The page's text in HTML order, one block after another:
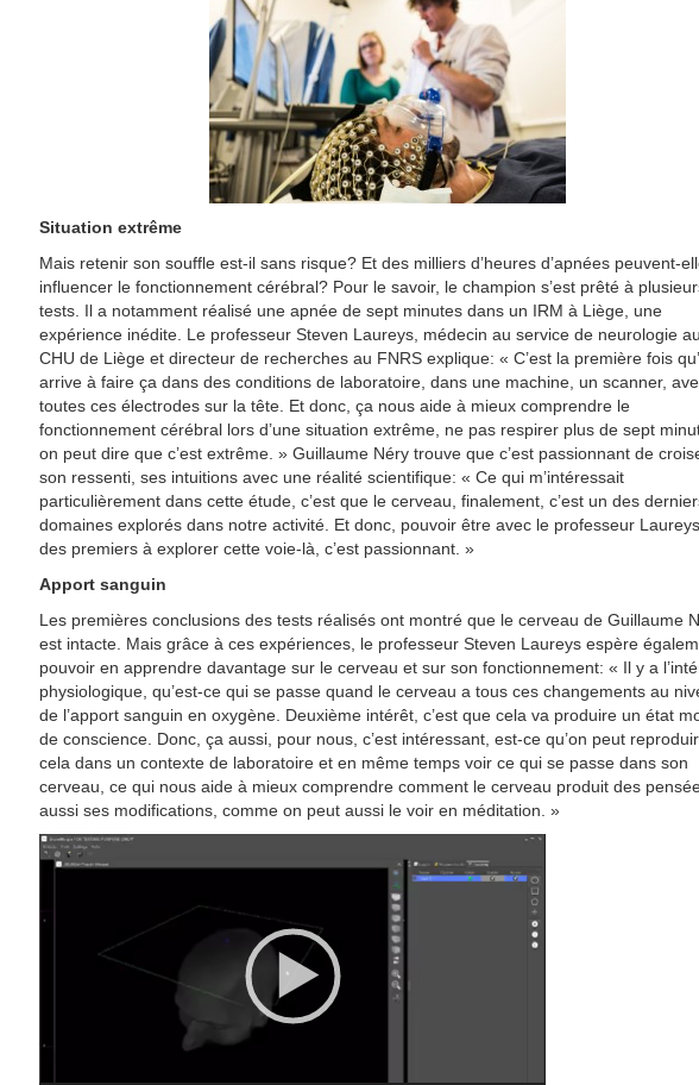
Situation extrême
Mais retenir son souffle est-il sans risque? Et des milliers d’heures d’apnées peuvent-
influencer le fonctionnement cérébral? Pour le savoir, le champion s’est prêté à
tests. Il a notamment réalisé une apnée de sept minutes dans un IRM à Liège, une
expérience inédite. Le professeur Steven Laureys, médecin au service de neurologie
CHU de Liège et directeur de recherches au FNRS explique: « C’est la première fois
arrive à faire ça dans des conditions de laboratoire, dans une machine, un scanner,
toutes ces électrodes sur la tête. Et donc, ça nous aide à mieux comprendre le
fonctionnement cérébral lors d’une situation extrême, ne pas respirer plus de sept
on peut dire que c’est extrême. » Guillaume Néry trouve que c’est passionnant de
son ressenti, ses intuitions avec une réalité scientifique: « Ce qui m’intéressait
particulièrement dans cette étude, c’est que le cerveau, finalement, c’est un des
domaines explorés dans notre activité. Et donc, pouvoir être avec le professeur
des premiers à explorer cette voie-là, c’est passionnant. »
Apport sanguin
Les premières conclusions des tests réalisés ont montré que le cerveau de Guillaume
est intacte. Mais grâce à ces expériences, le professeur Steven Laureys espère
pouvoir en apprendre davantage sur le cerveau et sur son fonctionnement: « Il y a
physiologique, qu’est-ce qui se passe quand le cerveau a tous ces changements au
de l’apport sanguin en oxygène. Deuxième intérêt, c’est que cela va produire un état
de conscience. Donc, ça aussi, pour nous, c’est intéressant, est-ce qu’on peut
cela dans un contexte de laboratoire et en même temps voir ce qui se passe dans son
cerveau, ce qui nous aide à mieux comprendre comment le cerveau produit des
aussi ses modifications, comme on peut aussi le voir en méditation. »